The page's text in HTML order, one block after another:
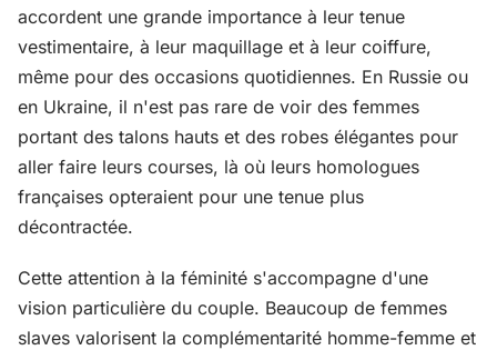
accordent une grande importance à leur tenue
vestimentaire, à leur maquillage et à leur coiffure,
même pour des occasions quotidiennes. En Russie ou
en Ukraine, il n'est pas rare de voir des femmes
portant des talons hauts et des robes élégantes pour
aller faire leurs courses, là où leurs homologues
françaises opteraient pour une tenue plus
décontractée.
Cette attention à la féminité s'accompagne d'une
vision particulière du couple. Beaucoup de femmes
slaves valorisent la complémentarité homme-femme et